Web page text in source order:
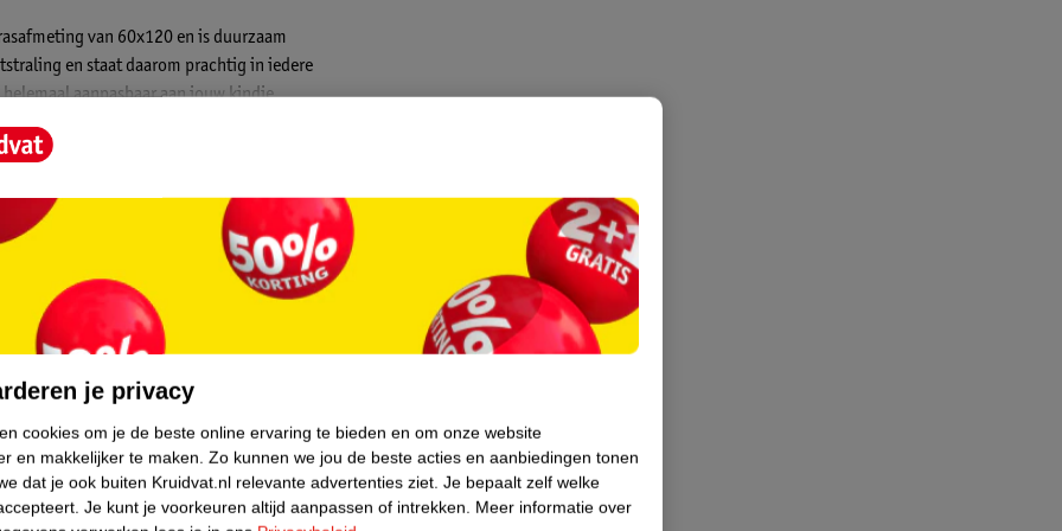
van 60x120 en is duurzaam
en staat daarom prachtig in iedere
aanpasbaar aan jouw kindje.
je privacy
cookies om je de beste online ervaring te bieden en om onze website
en makkelijker te maken. Zo kunnen we jou de beste acties en aanbiedingen tonen
dat je ook buiten Kruidvat.nl relevante advertenties ziet. Je bepaalt zelf welke
Je kunt je voorkeuren altijd aanpassen of intrekken. Meer informatie over